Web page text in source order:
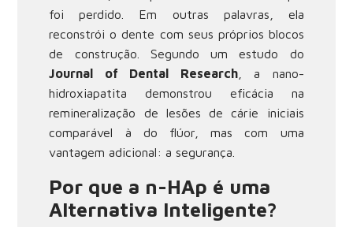
foi perdido. Em outras palavras, ela
reconstrói o dente com seus próprios blocos
de construção. Segundo um estudo do
Journal of Dental Research, a nano-
hidroxiapatita demonstrou eficácia na
remineralização de lesões de cárie iniciais
comparável à do flúor, mas com uma
vantagem adicional: a segurança.
Por que a n-HAp é uma
Alternativa Inteligente?